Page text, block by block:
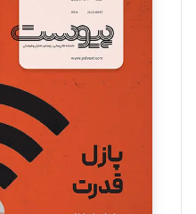
تحریریه
مینا پاکدل
یسنا امان‌پور
تحریریه